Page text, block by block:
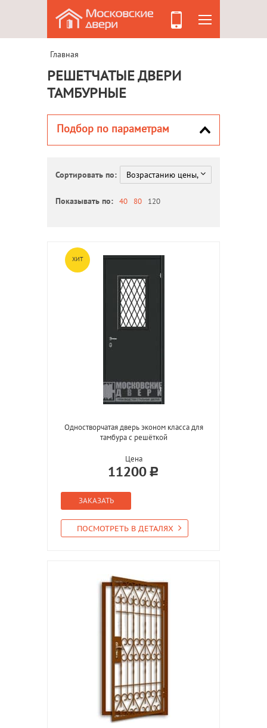
Главная
РЕШЕТЧАТЫЕ ДВЕРИ
ТАМБУРНЫЕ
Подбор по параметрам
Сортировать по:
Показывать по: 40 80 120
ХИТ
Одностворчатая дверь эконом класса для
тамбура с решёткой
Цена
11200
ЗАКАЗАТЬ
ПОСМОТРЕТЬ В ДЕТАЛЯХ